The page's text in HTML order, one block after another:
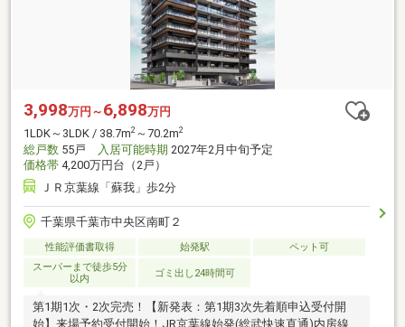
3,998万円～ 6,898万円
1LDK～3LDK / 38.7m2 ～70.2m2
総戸数 55戸 入居可能時期 2027年2月中旬予定
価格帯 4,200万円台（2戸）
ＪＲ京葉線「蘇我」歩2分
千葉県千葉市中央区南町２
性能評価書取得 始発駅
ペット可
スーパーまで徒歩5分
以内
ゴミ出し24時間可
第1期1次・2次完売！【新発表：第1期3次先着順申込受付開
始】来場予約受付開始！JR京葉線始発(総武快速直通)内房線・